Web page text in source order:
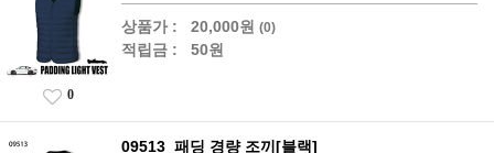
상품가 : 20,000원 (0)
적립금 : 50원
0
09513_패딩 경량 조끼[블랙]